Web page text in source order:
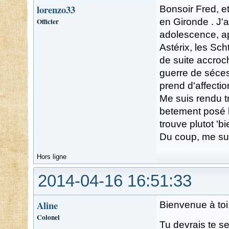
lorenzo33
Officier
Bonsoir Fred,
en Gironde .
adolescence,
Astérix, les
de suite
guerre de
prend
Me suis rendu
betement
trouve plutot
Du coup, me
Hors ligne
2014-04-16 16:51:33
Aline
Colonel
Bienvenue à
Tu devrais te